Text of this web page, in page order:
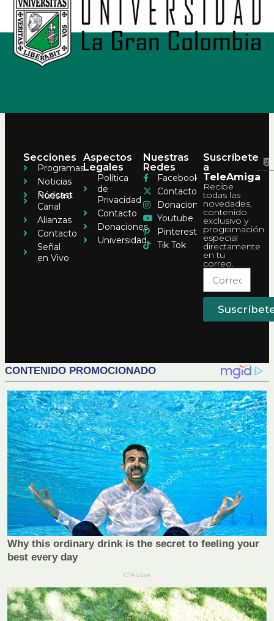
Secciones
Programas
Noticias
Pódcast
Nuestro
Canal
Alianzas
Contacto
Señal
en Vivo
Aspectos
Legales
Política
de
Privacidad
Contacto
Donaciones
Universidad
Nuestras
Redes
Facebook
Contacto
Donaciones
Youtube
Pinterest
Tik Tok
Suscríbete
a
TeleAmiga
Recibe
todas las
novedades,
contenido
exclusivo y
programación
especial
directamente
en tu
correo.